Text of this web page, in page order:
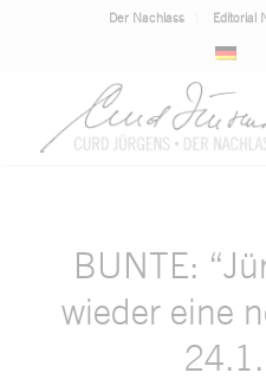
Der Nachlass Editorial
BUNTE:
wieder eine